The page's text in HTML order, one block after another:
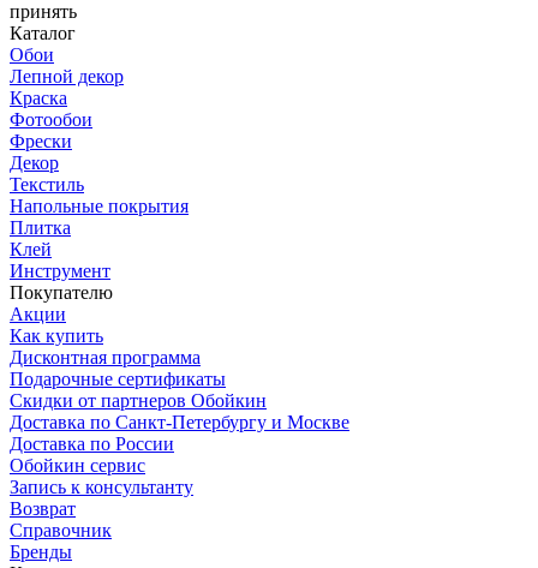
принять
Каталог
Обои
Лепной декор
Краска
Фотообои
Фрески
Декор
Текстиль
Напольные покрытия
Плитка
Клей
Инструмент
Покупателю
Акции
Как купить
Дисконтная программа
Подарочные сертификаты
Скидки от партнеров Обойкин
Доставка по Санкт-Петербургу и Москве
Доставка по России
Обойкин сервис
Запись к консультанту
Возврат
Справочник
Бренды